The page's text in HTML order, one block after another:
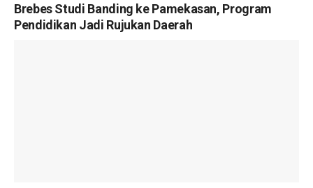
Brebes Studi Banding ke Pamekasan, Program
Pendidikan Jadi Rujukan Daerah